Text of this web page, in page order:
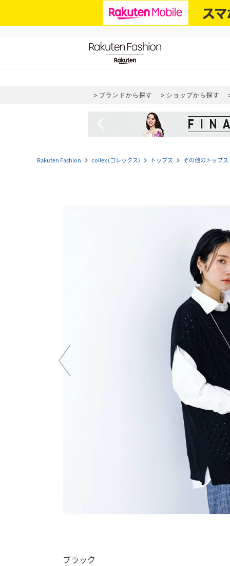
ブランドから探す ショップから探す
Rakuten Fashion navigate_next collex (コレックス) navigate_next トップス navigate_next その他のトップス
ブラック